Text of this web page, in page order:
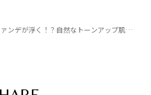
デが浮く！？自然なトーンアップ肌を作る塗り方って？